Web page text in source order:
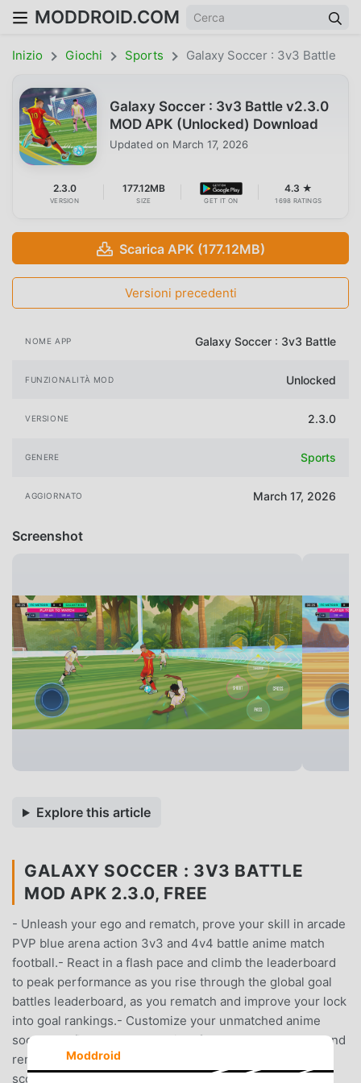
MODDROID.COM
Inizio Giochi Sports Galaxy Soccer : 3v3 Battle
Galaxy Soccer : 3v3 Battle v2.3.0
MOD APK (Unlocked) Download
Updated on March 17, 2026
2.3.0
VERSION
177.12MB
SIZE GET IT ON
4.3 ★
1698 RATINGS
Scarica APK (177.12MB)
Versioni precedenti
NOME APP Galaxy Soccer : 3v3 Battle
FUNZIONALITÀ MOD Unlocked
VERSIONE 2.3.0
GENERE Sports
AGGIORNATO March 17, 2026
Screenshot
Explore this article
GALAXY SOCCER : 3V3 BATTLE
MOD APK 2.3.0, FREE
- Unleash your ego and rematch, prove your skill in arcade
PVP blue arena action 3v3 and 4v4 battle anime match
football.- React in a flash pace and climb the leaderboard
to peak performance as you rise through the global goal
battles leaderboard, as you rematch and improve your lock
into goal rankings.- Customize your unmatched anime
soccer profile, rack up xp points from every peak goal, and
rematch instantly to keep pushing your high
score.Features:• Competitive 3v3 and 4v4 PvP flash
Moddroid